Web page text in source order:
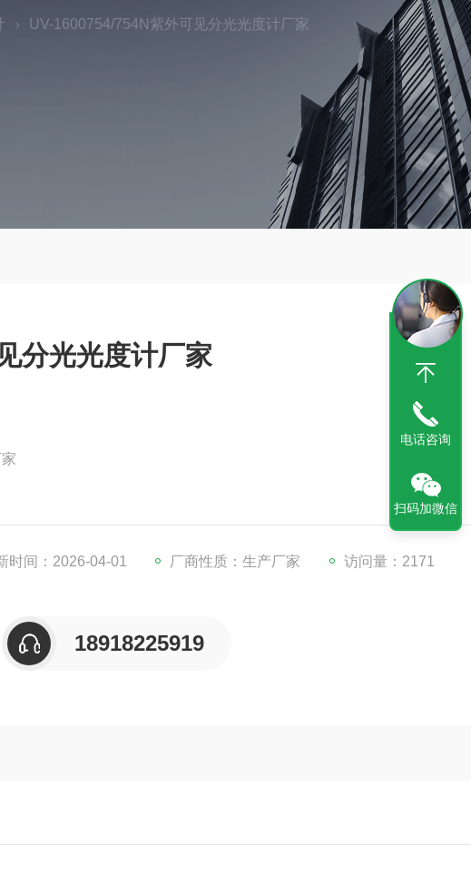
UV-1600754/754N紫外可见分光光度计厂家
分光光度计厂家
检、自校波长、光源自动切换与定位、调零调100及波长改变都是全自
可见分光光度计采用了高精度正弦机构作为单色传动装置，程序控制，
时间：2026-04-01 厂商性质：生产厂家 访问量：2171
18918225919
电话咨询
扫码加微信